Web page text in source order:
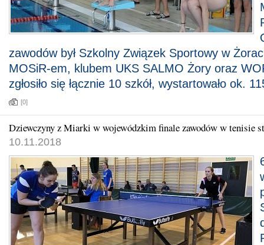
zawodów był Szkolny Związek Sportowy w
MOSiR-em, klubem UKS SALMO Żory oraz
zgłosiło się łącznie 10 szkół, wystartowało ok.
[0]
Dziewczyny z Miarki w wojewódzkim finale zawodów w tenisie
10.11.2018